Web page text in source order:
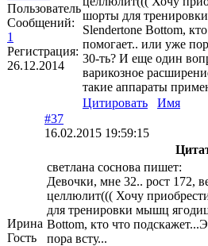
Пользователь
Сообщений:
1
Регистрация:
26.12.2014
шорты для
Slendertone Bottom,
помогает.. или уже
30-ть? И еще один
варикозное
такие аппараты
Цитировать
Имя
Ирина
Гость
#37
16.02.2015 19:59:15
светлана соснова пишет:
Девочки, мне 32.. рост 172,
целлюлит((( Хочу
для тренировки мышц
Bottom, кто что
пора всту...